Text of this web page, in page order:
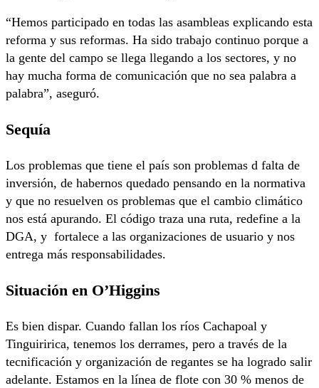
“Hemos participado en todas las asambleas explicando esta
reforma y sus reformas. Ha sido trabajo continuo porque a
la gente del campo se llega llegando a los sectores, y no
hay mucha forma de comunicación que no sea palabra a
palabra”, aseguró.
Sequía
Los problemas que tiene el país son problemas d falta de
inversión, de habernos quedado pensando en la normativa
y que no resuelven os problemas que el cambio climático
nos está apurando. El código traza una ruta, redefine a la
DGA, y fortalece a las organizaciones de usuario y nos
entrega más responsabilidades.
Situación en O’Higgins
Es bien dispar. Cuando fallan los ríos Cachapoal y
Tinguiririca, tenemos los derrames, pero a través de la
tecnificación y organización de regantes se ha logrado salir
adelante. Estamos en la línea de flote con 30 % menos de